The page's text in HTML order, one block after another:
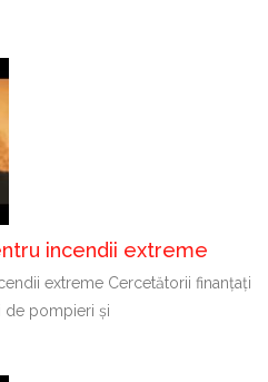
incendii extreme
extreme Cercetătorii finanțați
de pompieri și